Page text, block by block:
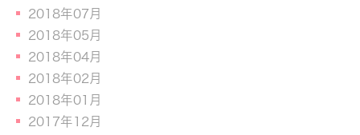
2018年07月
2018年05月
2018年04月
2018年02月
2018年01月
2017年12月